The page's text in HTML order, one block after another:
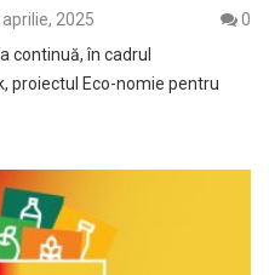
aprilie, 2025
0
continuă, în cadrul
proiectul Eco-nomie pentru